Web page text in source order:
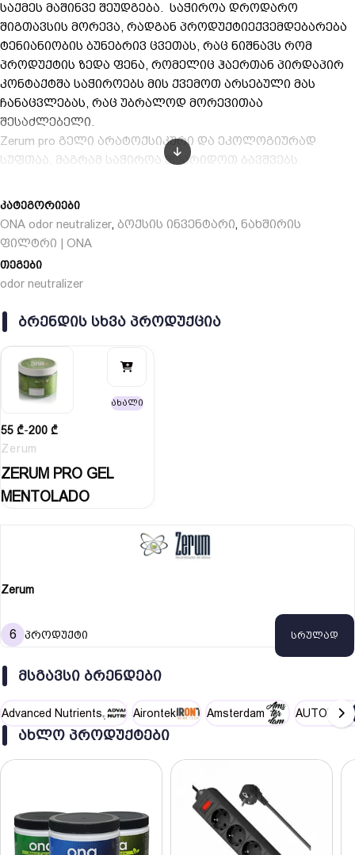
საქმეს მაშინვე შეუდგება. საჭიროა დროდარო
შიგთავსის მორევა, რადგან პროდუქტიექვემდებარება
ტენიანიობის ბუნებრივ ცვეთას, რაც ნიშნავს რომ
პროდუქტის ზედა ფენა, რომელიც ჰაერთან პირდაპირ
კონტაქტშა საჭიროებს მის ქვემოთ არსებული მას
ჩანაცვლებას, რაც უბრალოდ მორევითაა
შესაძლებელი.
Zerum pro გელი არატოქსიკური და ეკოლოგიურად
სუფთაა, მაგრამ საჭიროა მოარიდოთ ბავშვებს.
კატეგორიები
ONA odor neutralizer, ბოქსის ინვენტარი, ნახშირის
ფილტრი | ONA
თეგები
odor neutralizer
ᲑᲠᲔᲜᲓᲘᲡ ᲡᲮᲕᲐ ᲞᲠᲝᲓᲣᲥᲪᲘᲐ
ახალი
55 ₾-200 ₾
Zerum
ZERUM PRO GEL
MENTOLADO
Zerum
6 პროდუქტი სრულად
ᲛᲡᲒᲐᲕᲡᲘ ᲑᲠᲔᲜᲓᲔᲑᲘ
Advanced Nutrients Airontek Amsterdam AUTOPOT
ᲐᲮᲚᲝ ᲞᲠᲝᲓᲣᲥᲢᲔᲑᲘ